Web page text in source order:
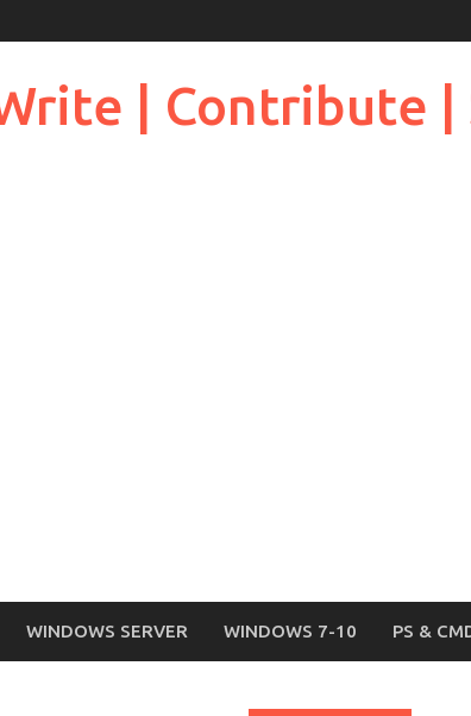
| Contribute |
WINDOWS SERVER WINDOWS 7-10 PS &